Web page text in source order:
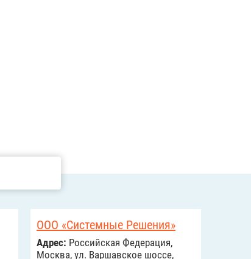
ООО «Системные Решения»
Адрес: Российcкая Федерация,
Москва, ул. Варшавское шоссе,